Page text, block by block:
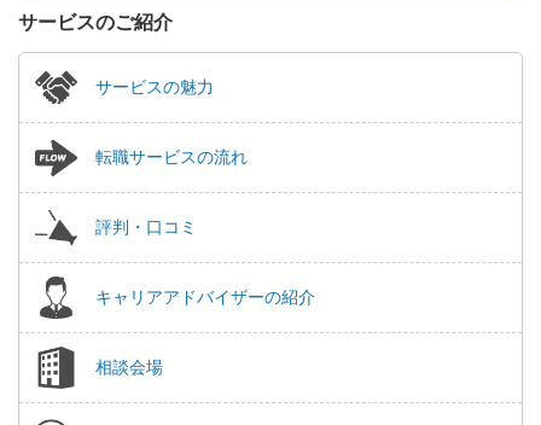
サービスのご紹介
サービスの魅力
転職サービスの流れ
評判・口コミ
キャリアアドバイザーの紹介
相談会場